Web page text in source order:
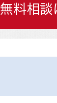
無料相談